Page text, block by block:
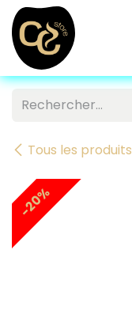
Se rendre au contenu
Tous les produits
-20%